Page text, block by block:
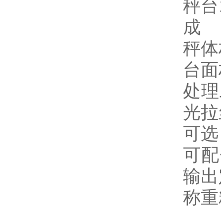
秤
成
秤
台
处
光
可
可
输
称